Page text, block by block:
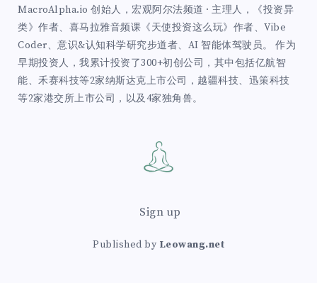
MacroAlpha.io 创始人，宏观阿尔法频道 · 主理人，《投资异
类》作者、喜马拉雅音频课《天使投资这么玩》作者、Vibe
Coder、意识&认知科学研究步道者、AI 智能体驾驶员。 作为
早期投资人，我累计投资了300+初创公司，其中包括亿航智
能、禾赛科技等2家纳斯达克上市公司，越疆科技、迅策科技
等2家港交所上市公司，以及4家独角兽。
Sign up
Published by Leowang.net